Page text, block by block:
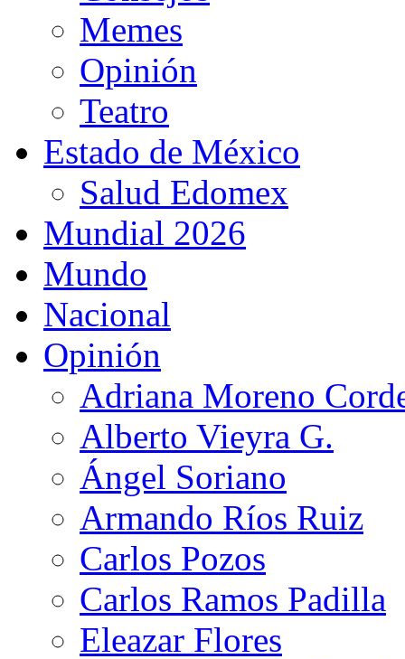
Memes
Opinión
Teatro
Estado de México
Salud Edomex
Mundial 2026
Mundo
Nacional
Opinión
Adriana Moreno
Alberto Vieyra G.
Ángel Soriano
Armando Ríos Ruiz
Carlos Pozos
Carlos Ramos Padilla
Eleazar Flores